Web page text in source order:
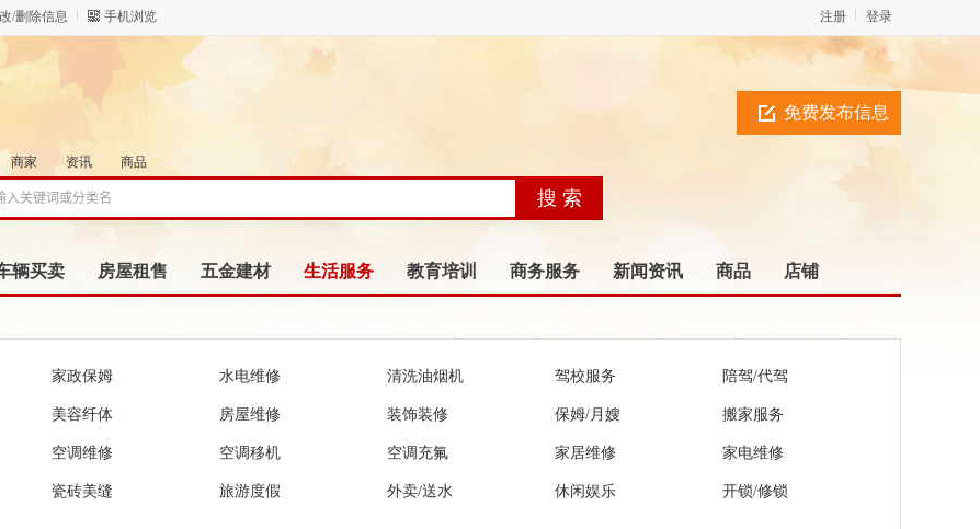
/删除信息 手机浏览 登录
注册
免费发布信息
商家 资讯 商品
辆买卖 房屋租售 五金建材 生活服务 教育培训 商务服务 新闻资讯 商品 店铺
家政保姆 水电维修 清洗油烟机 驾校服务 陪驾/代驾
美容纤体 房屋维修 装饰装修 保姆/月嫂 搬家服务
空调维修 空调移机 空调充氟 家居维修 家电维修
瓷砖美缝 旅游度假 外卖/送水 休闲娱乐 开锁/修锁